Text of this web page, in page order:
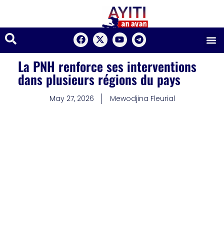
La PNH renforce ses interventions
dans plusieurs régions du pays
May 27, 2026 Mewodjina Fleurial